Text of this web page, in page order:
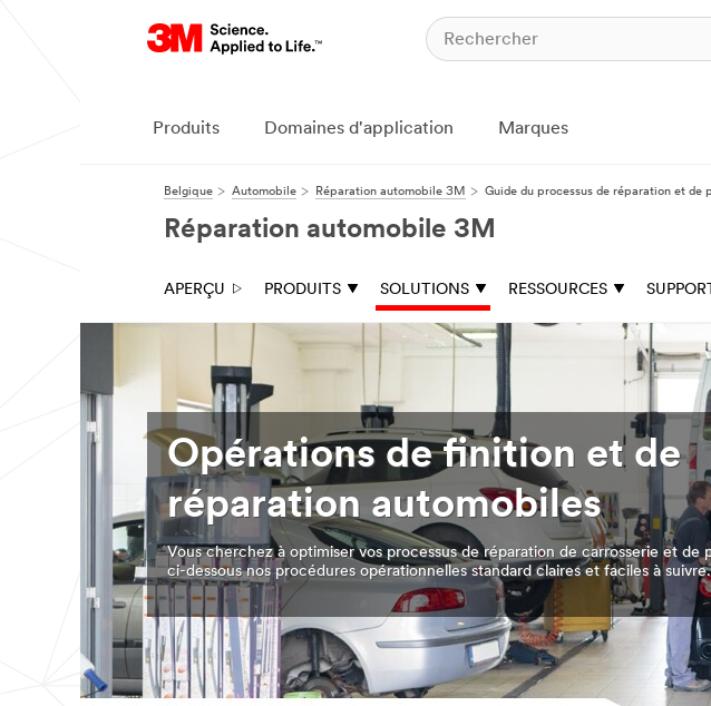
Produits Domaines d'application Marques
Belgique Automobile Réparation automobile 3M Guide du processus de réparation et de
Réparation automobile 3M
APERÇU PRODUITS SOLUTIONS RESSOURCES SUPPORT
Opérations de finition et de
réparation automobiles
Vous cherchez à optimiser vos processus de réparation de carrosserie et de
ci-dessous nos procédures opérationnelles standard claires et faciles à suivre.